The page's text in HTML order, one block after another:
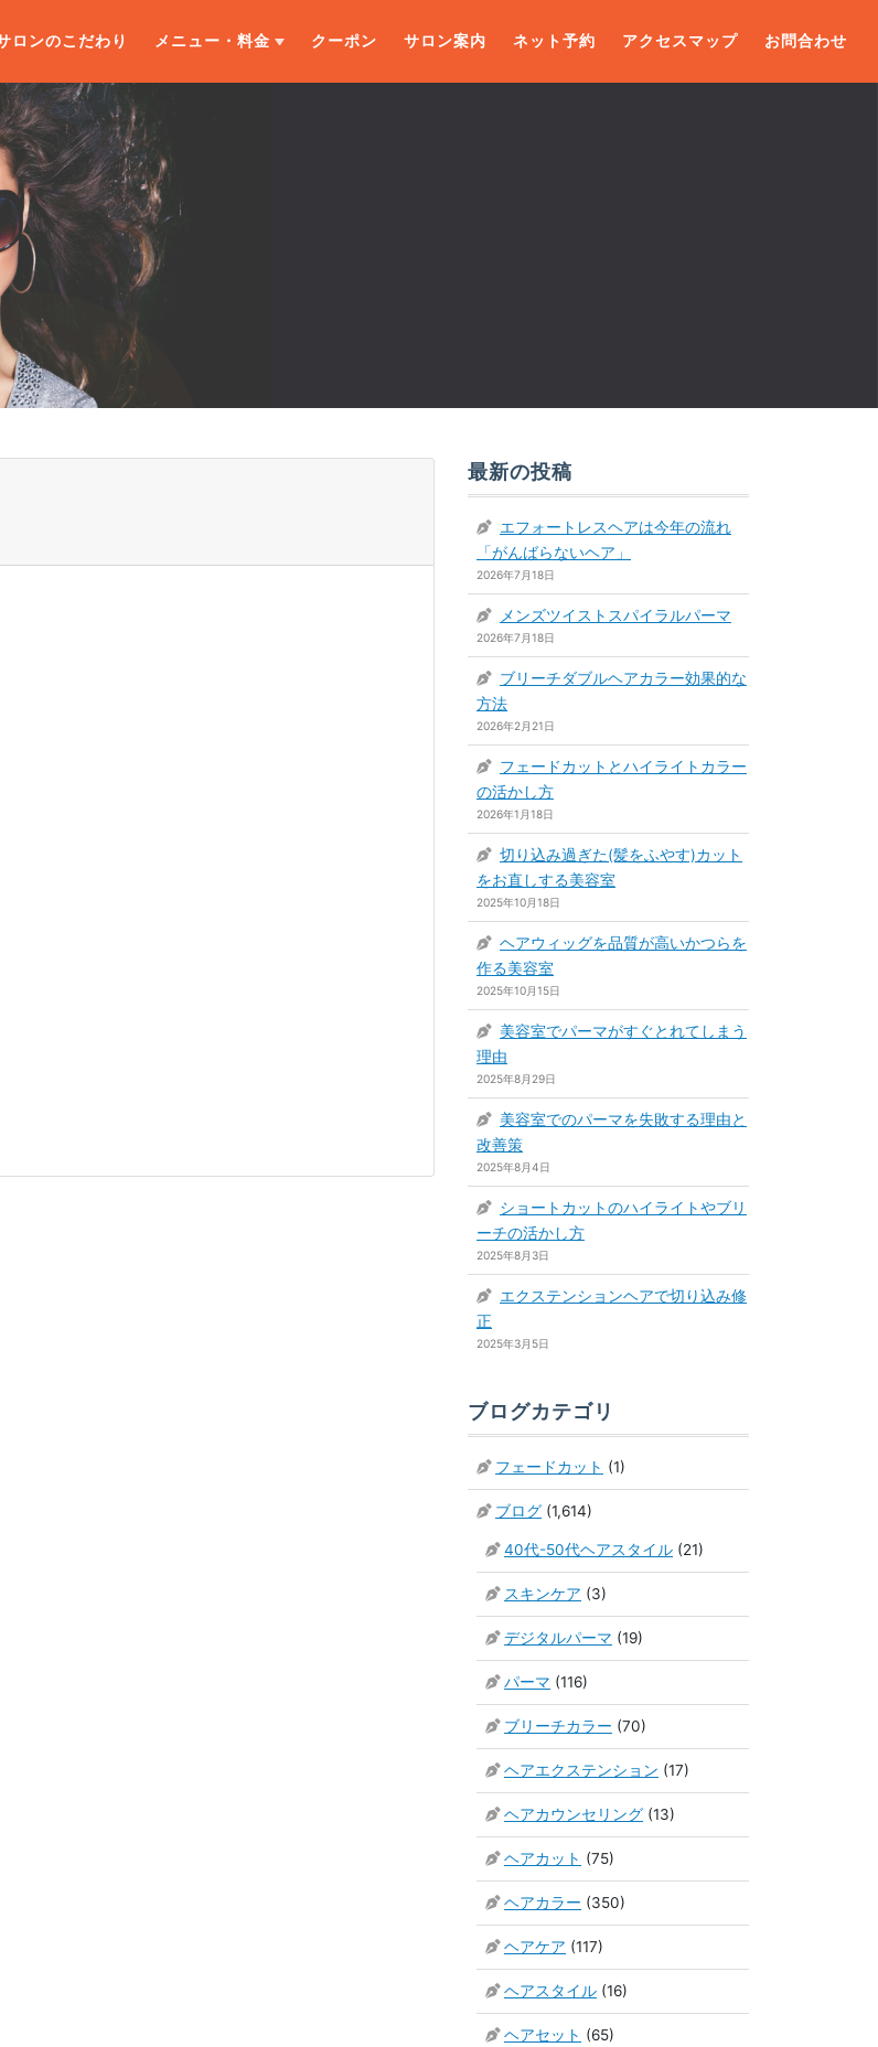
ロンのこだわり メニュー・料金 クーポン サロン案内 ネット予約 アクセスマップ お問合わせ
最新の投稿
エフォートレスヘアは今年の流れ
「がんばらないヘア」
2026年7月18日
メンズツイストスパイラルパーマ
2026年7月18日
ブリーチダブルヘアカラー効果的な
方法
2026年2月21日
フェードカットとハイライトカラー
の活かし方
2026年1月18日
切り込み過ぎた(髪をふやす)カット
をお直しする美容室
2025年10月18日
ヘアウィッグを品質が高いかつらを
作る美容室
2025年10月15日
美容室でパーマがすぐとれてしまう
理由
2025年8月29日
美容室でのパーマを失敗する理由と
改善策
2025年8月4日
ショートカットのハイライトやブリ
ーチの活かし方
2025年8月3日
エクステンションヘアで切り込み修
正
2025年3月5日
ブログカテゴリ
フェードカット (1)
ブログ (1,614)
40代-50代ヘアスタイル (21)
スキンケア (3)
デジタルパーマ (19)
パーマ (116)
ブリーチカラー (70)
ヘアエクステンション (17)
ヘアカウンセリング (13)
ヘアカット (75)
ヘアカラー (350)
ヘアケア (117)
ヘアスタイル (16)
ヘアセット (65)